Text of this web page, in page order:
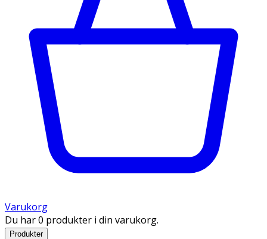
Varukorg
Du har 0 produkter i din varukorg.
Produkter